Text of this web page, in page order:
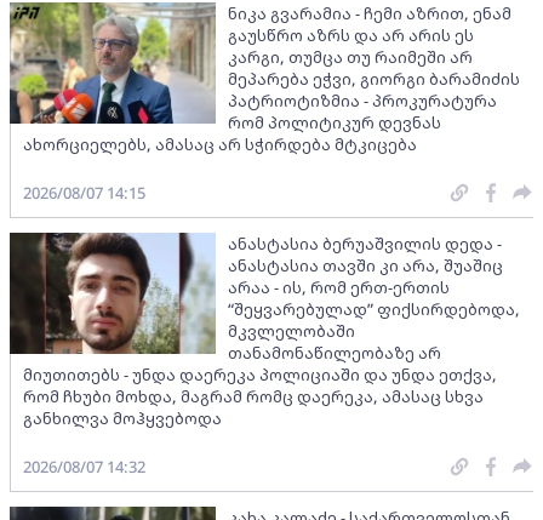
ნიკა გვარამია - ჩემი აზრით, ენამ
გაუსწრო აზრს და არ არის ეს
კარგი, თუმცა თუ რაიმეში არ
მეპარება ეჭვი, გიორგი ბარამიძის
პატრიოტიზმია - პროკურატურა
რომ პოლიტიკურ დევნას
ახორციელებს, ამასაც არ სჭირდება მტკიცება
2026/08/07 14:15
ანასტასია ბერუაშვილის დედა -
ანასტასია თავში კი არა, შუაშიც
არაა - ის, რომ ერთ-ერთის
“შეყვარებულად” ფიქსირდებოდა,
მკვლელობაში
თანამონაწილეობაზე არ
მიუთითებს - უნდა დაერეკა პოლიციაში და უნდა ეთქვა,
რომ ჩხუბი მოხდა, მაგრამ რომც დაერეკა, ამასაც სხვა
განხილვა მოჰყვებოდა
2026/08/07 14:32